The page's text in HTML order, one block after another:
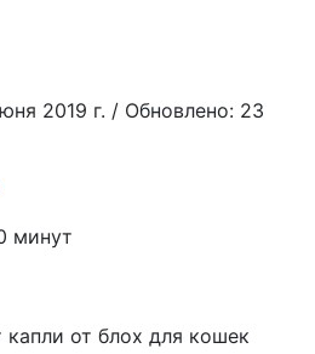
2019 г. / Обновлено: 23
минут